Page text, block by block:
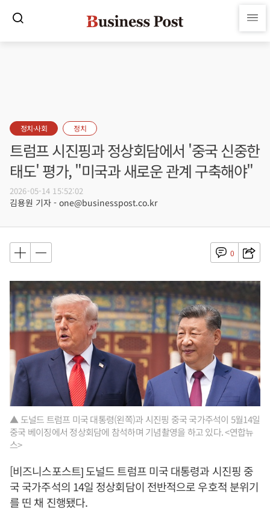
정치·사회 정치
트럼프 시진핑과 정상회담에서 '중국 신중한
태도' 평가, "미국과 새로운 관계 구축해야"
2026-05-14 15:52:02
김용원 기자 - one@businesspost.co.kr
0
▲ 도널드 트럼프 미국 대통령(왼쪽)과 시진핑 중국 국가주석이 5월14일
중국 베이징에서 정상회담에 참석하며 기념촬영을 하고 있다. <연합뉴
스>
[비즈니스포스트] 도널드 트럼프 미국 대통령과 시진핑 중
국 국가주석의 14일 정상회담이 전반적으로 우호적 분위기
를 띤 채 진행됐다.